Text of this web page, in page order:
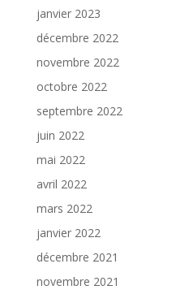
janvier 2023
décembre 2022
novembre 2022
octobre 2022
septembre 2022
juin 2022
mai 2022
avril 2022
mars 2022
janvier 2022
décembre 2021
novembre 2021